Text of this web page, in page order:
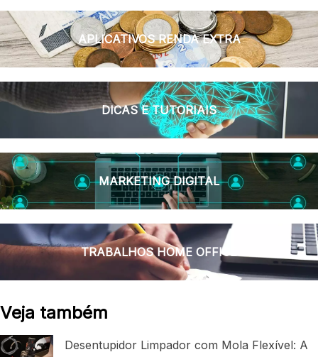
APLICATIVOS RENDA EXTRA
DICAS E TUTORIAIS
MARKETING DIGITAL
TRABALHOS HOME OFFICE
Veja também
Desentupidor Limpador com Mola Flexível: A